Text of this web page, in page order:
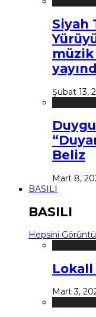
Siyah
Şubat 13,
Beliz
Mart 8,
BASILI
BASILI
Hepsini
Lokall
Mart 3,